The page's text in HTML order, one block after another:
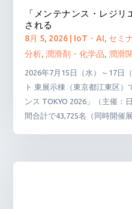
「メンテナンス・レジ
される
8月 5, 2026 IoT・AI, セミ
分析,潤滑剤・化学品,潤滑
2026年7月15日（水）～17日
ト 東展示棟（東京都江東区
ンス TOKYO 2026」（主催：
間合計で43,725名（同時開催